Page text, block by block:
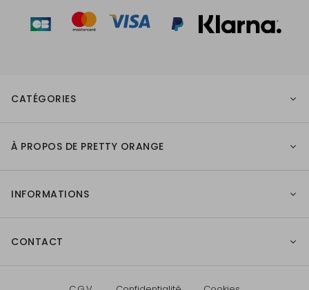
CATÉGORIES
À PROPOS DE PRETTY ORANGE
INFORMATIONS
CONTACT